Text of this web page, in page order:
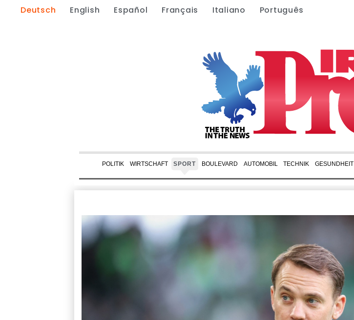
Deutsch English Español Français Italiano Português
POLITIK WIRTSCHAFT SPORT BOULEVARD AUTOMOBIL TECHNIK GESUNDHEIT